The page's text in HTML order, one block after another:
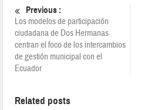
Previous :
Los modelos de participación
ciudadana de Dos Hermanas
centran el foco de los intercambios
de gestión municipal con el
Ecuador
Related posts